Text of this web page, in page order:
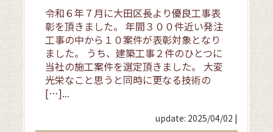
令和６年７月に大田区長より優良工事表
彰を頂きました。 年間３００件近い発注
工事の中から１０案件が表彰対象となり
ました。 うち、建築工事２件のひとつに
当社の施工案件を選定頂きました。 大変
光栄なこと思うと同時に更なる技術の
[…]...
update: 2025/04/02 |